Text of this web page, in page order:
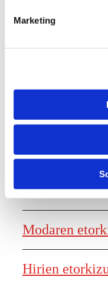
Marketing
Ezagutza
Lanaren
Elikagaien
Modaren
Hirien